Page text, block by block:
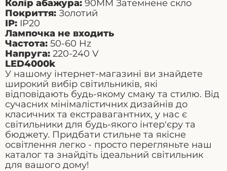
Колір абажура: 90MM Затемнене скло
Покриття: Золотий
IP: IP20
Лампочка не входить
Частота: 50-60 Hz
Напруга: 220-240 V
LED4000k
У нашому інтернет-магазині ви знайдете
широкий вибір світильників, які
відповідають будь-якому смаку та стилю. Від
сучасних мінімалістичних дизайнів до
класичних та екстравагантних, у нас є
світильники для будь-якого інтер'єру та
бюджету. Придбати стильне та якісне
освітлення легко - просто перегляньте наш
каталог та знайдіть ідеальний світильник
для вашого дому!